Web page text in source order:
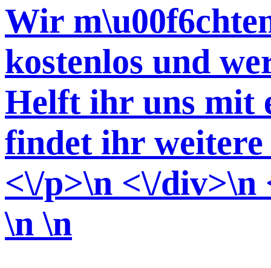
Wir
kostenlos und
Helft ihr uns mit
findet ihr
<\/p>\n <\/div>\n
\n\n